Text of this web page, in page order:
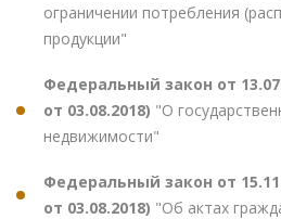
ограничении потребления
продукции"
Федеральный закон от
от 03.08.2018) "О
недвижимости"
Федеральный закон от
от 03.08.2018) "Об актах